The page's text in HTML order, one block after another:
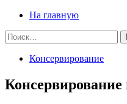
На главную
Найти:
Консервирование